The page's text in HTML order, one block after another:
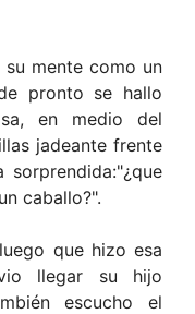
mente como un
pronto se hallo
en medio del
jadeante frente
caballo?".
que hizo esa
llegar su hijo
escucho el